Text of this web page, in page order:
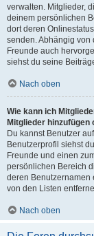
verwalten. Mitglieder,
deinem persönlichen
dort deren
senden. Abhängig von
Freunde auch
siehst du seine
Nach oben
Wie kann ich
Mitglieder
Du kannst Benutzer
Benutzerprofil siehst
Freunde und einen
persönlichen Bereich
deren Benutzernamen
von den Listen
Nach oben